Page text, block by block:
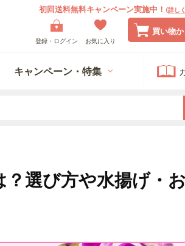
登録・ログイン お気に入り
初回送料無料キャンペーン実施中！ (詳し
買い物
キャンペーン・特集
選び方や水揚げ・